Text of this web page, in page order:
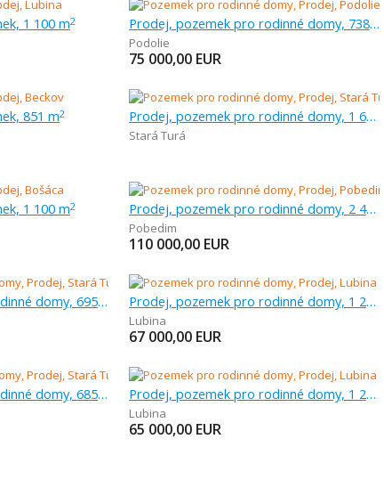
1 100 m2 Prodej, pozemek pro rodinné domy, 738 m
Podolie
75 000,00 EUR
851 m2 Prodej, pozemek pro rodinné domy, 1 642 m
Stará Turá
1 100 m2 Prodej, pozemek pro rodinné domy, 2 413 m
Pobedim
110 000,00 EUR
Prodej, pozemek pro rodinné domy, 695 m Prodej, pozemek pro rodinné domy, 1 258 m
Lubina
67 000,00 EUR
Prodej, pozemek pro rodinné domy, 685 m Prodej, pozemek pro rodinné domy, 1 279 m
Lubina
65 000,00 EUR